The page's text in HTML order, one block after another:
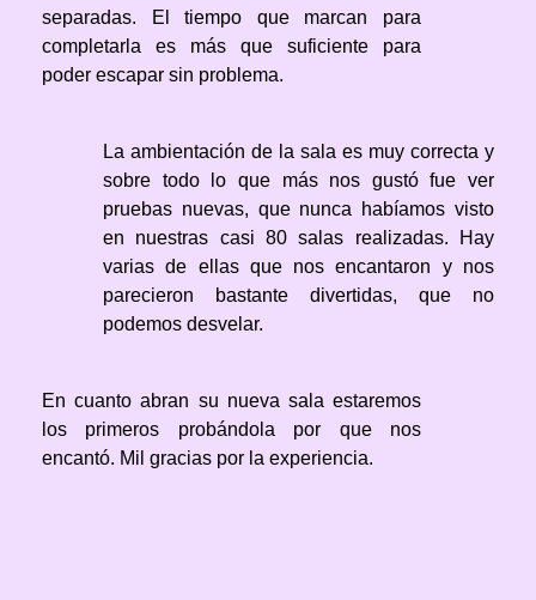
separadas. El tiempo que marcan para
completarla es más que suficiente para
poder escapar sin problema.
La ambientación de la sala es muy correcta y
sobre todo lo que más nos gustó fue ver
pruebas nuevas, que nunca habíamos visto
en nuestras casi 80 salas realizadas. Hay
varias de ellas que nos encantaron y nos
parecieron bastante divertidas, que no
podemos desvelar.
En cuanto abran su nueva sala estaremos
los primeros probándola por que nos
encantó. Mil gracias por la experiencia.